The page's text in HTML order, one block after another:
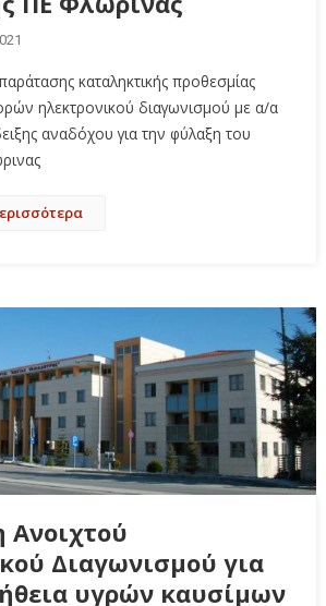
καταληκτικής προθεσμίας
ηλεκτρονικού διαγωνισμού με α/α
αναδόχου για την φύλαξη του
Ανοιχτού
Διαγωνισμού για
υγρών καυσίμων